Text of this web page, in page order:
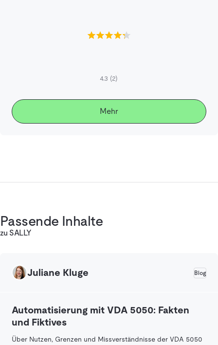
4.3 (2)
Mehr
Passende Inhalte
zu SALLY
Juliane Kluge Blog
Automatisierung mit VDA 5050: Fakten
und Fiktives
Über Nutzen, Grenzen und Missverständnisse der VDA 5050